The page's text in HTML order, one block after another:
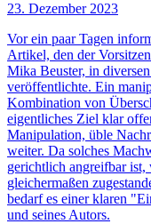
23. Dezember 2023
Vor ein paar Tagen
Artikel, den der
Mika Beuster, in
veröffentlichte. Ein
Kombination von
eigentliches Ziel klar
Manipulation, üble
weiter. Da solches
gerichtlich angreifbar ist,
gleichermaßen
bedarf es einer klaren
und seines Autors.